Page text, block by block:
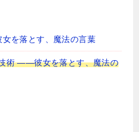
技術 ――彼女を落とす、魔法の